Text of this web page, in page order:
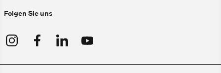
Folgen Sie uns